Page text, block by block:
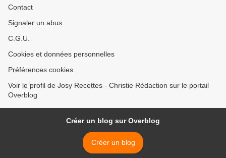
Contact
Signaler un abus
C.G.U.
Cookies et données personnelles
Préférences cookies
Voir le profil de Josy Recettes - Christie Rédaction sur le portail
Overblog
Créer un blog sur Overblog
Créer un blog